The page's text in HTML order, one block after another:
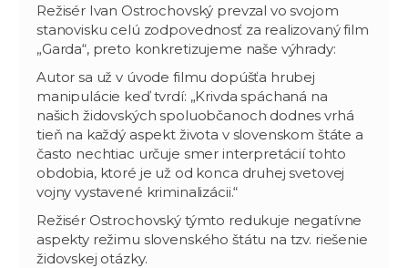
Režisér Ivan Ostrochovský prevzal vo svojom
stanovisku celú zodpovednosť za realizovaný film
„Garda“, preto konkretizujeme naše výhrady:
Autor sa už v úvode filmu dopúšťa hrubej
manipulácie keď tvrdí: „Krivda spáchaná na
našich židovských spoluobčanoch dodnes vrhá
tieň na každý aspekt života v slovenskom štáte a
často nechtiac určuje smer interpretácií tohto
obdobia, ktoré je už od konca druhej svetovej
vojny vystavené kriminalizácii.“
Režisér Ostrochovský týmto redukuje negatívne
aspekty režimu slovenského štátu na tzv. riešenie
židovskej otázky.